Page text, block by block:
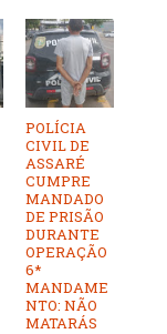
POLÍCIA
CIVIL DE
ASSARÉ
CUMPRE
MANDADO
DE PRISÃO
DURANTE
OPERAÇÃO
6*
MANDAME
NTO: NÃO
MATARÁS